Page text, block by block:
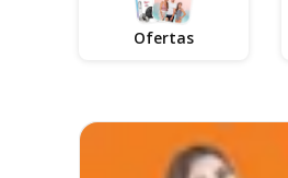
Ofertas